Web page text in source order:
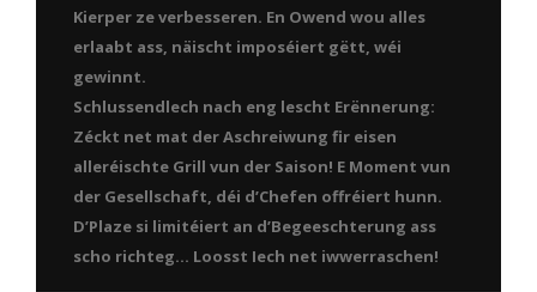
Kierper ze verbesseren. En Owend wou alles
erlaabt ass, näischt imposéiert gëtt, wéi
gewinnt.
Schlussendlech nach eng lescht Erënnerung:
Zéckt net mat der Aschreiwung fir eisen
alleréischte Grill vun der Saison! E Moment vun
der Gesellschaft, déi d’Chefen offréiert hunn.
D’Plaze si limitéiert an d’Begeeschterung ass
scho richteg… Loosst Iech net iwwerraschen!